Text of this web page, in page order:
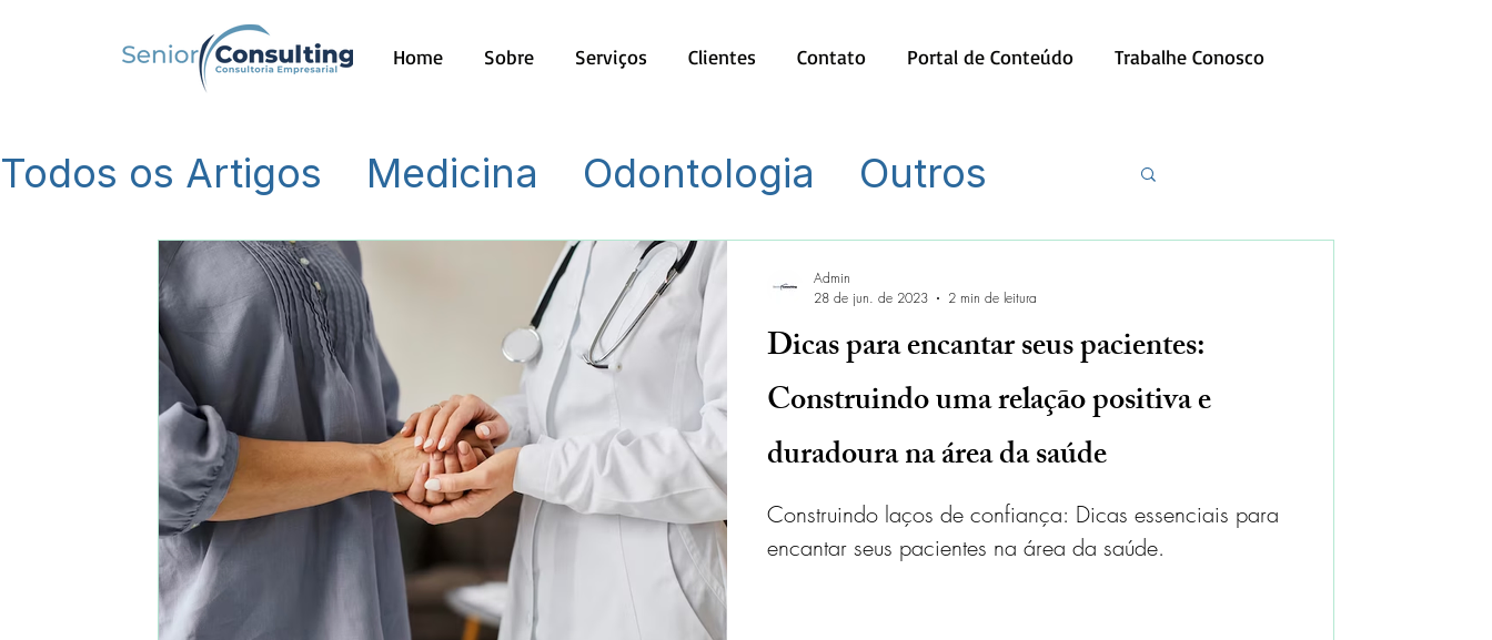
Home Sobre Serviços Clientes Contato Portal de Conteúdo Trabalhe Conosco
Todos os Artigos Medicina Odontologia Outros
Dicas para encantar seus pacientes:
Construindo uma relação positiva e
duradoura na área da saúde
Construindo laços de confiança: Dicas essenciais para
encantar seus pacientes na área da saúde.
Admin
28 de jun. de 2023
2 min de leitura